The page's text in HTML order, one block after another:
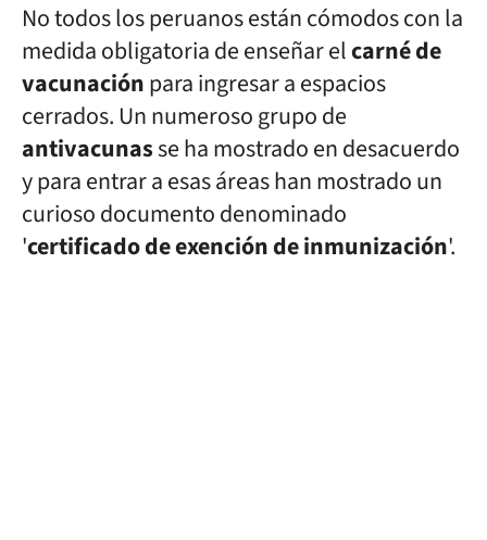
No todos los peruanos están cómodos con la
medida obligatoria de enseñar elcarné de
vacunaciónpara ingresar a espacios
cerrados. Un numeroso grupo de
antivacunasse ha mostrado en desacuerdo
y para entrar a esas áreas han mostrado un
curioso documento denominado
'certificado de exención de inmunización'.